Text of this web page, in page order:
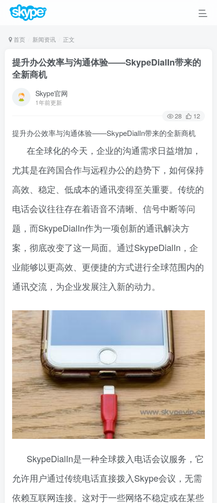
首页 新闻资讯 正文
提升办公效率与沟通体验——SkypeDialIn带来的
全新商机
Skype官网
1年前更新
28 12
提升办公效率与沟通体验——SkypeDialIn带来的全新商机
在全球化的今天，企业的沟通需求日益增加，
尤其是在跨国合作与远程办公的趋势下，如何保持
高效、稳定、低成本的通讯变得至关重要。传统的
电话会议往往存在着语音不清晰、信号中断等问
题，而SkypeDialIn作为一项创新的通讯解决方
案，彻底改变了这一局面。通过SkypeDialIn，企
业能够以更高效、更便捷的方式进行全球范围内的
通讯交流，为企业发展注入新的动力。
SkypeDialIn是一种全球拨入电话会议服务，它
允许用户通过传统电话直接拨入Skype会议，无需
依赖互联网连接。这对于一些网络不稳定或在某些